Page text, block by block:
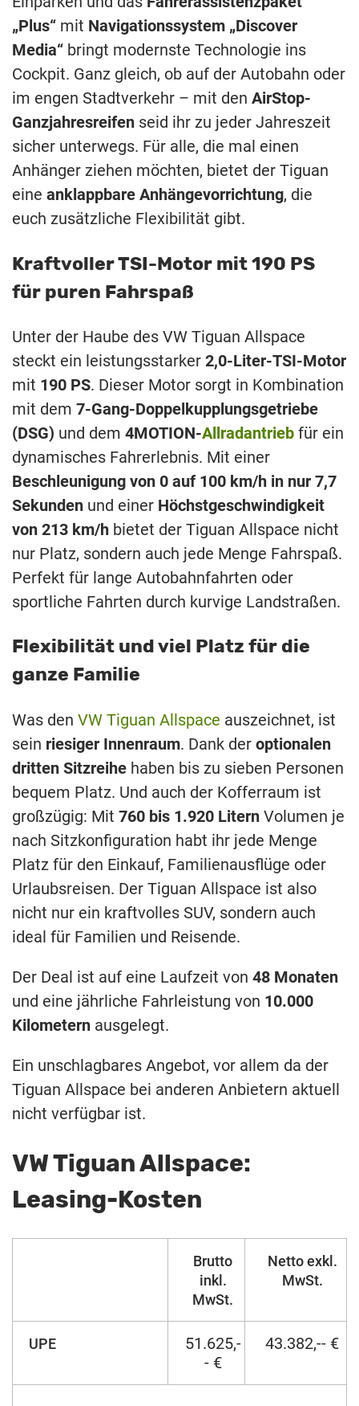
„Plus“ mit Navigationssystem „Discover
Media“ bringt modernste Technologie ins
Cockpit. Ganz gleich, ob auf der Autobahn oder
im engen Stadtverkehr – mit den AirStop-
Ganzjahresreifen seid ihr zu jeder Jahreszeit
sicher unterwegs. Für alle, die mal einen
Anhänger ziehen möchten, bietet der Tiguan
eine anklappbare Anhängevorrichtung, die
euch zusätzliche Flexibilität gibt.
Kraftvoller TSI-Motor mit 190 PS
für puren Fahrspaß
Unter der Haube des VW Tiguan Allspace
steckt ein leistungsstarker 2,0-Liter-TSI-Motor
mit 190 PS. Dieser Motor sorgt in Kombination
mit dem 7-Gang-Doppelkupplungsgetriebe
(DSG) und dem 4MOTION-Allradantrieb für ein
dynamisches Fahrerlebnis. Mit einer
Beschleunigung von 0 auf 100 km/h in nur 7,7
Sekunden und einer Höchstgeschwindigkeit
von 213 km/h bietet der Tiguan Allspace nicht
nur Platz, sondern auch jede Menge Fahrspaß.
Perfekt für lange Autobahnfahrten oder
sportliche Fahrten durch kurvige Landstraßen.
Flexibilität und viel Platz für die
ganze Familie
Was den VW Tiguan Allspace auszeichnet, ist
sein riesiger Innenraum. Dank der optionalen
dritten Sitzreihe haben bis zu sieben Personen
bequem Platz. Und auch der Kofferraum ist
großzügig: Mit 760 bis 1.920 Litern Volumen je
nach Sitzkonfiguration habt ihr jede Menge
Platz für den Einkauf, Familienausflüge oder
Urlaubsreisen. Der Tiguan Allspace ist also
nicht nur ein kraftvolles SUV, sondern auch
ideal für Familien und Reisende.
Der Deal ist auf eine Laufzeit von 48 Monaten
und eine jährliche Fahrleistung von 10.000
Kilometern ausgelegt.
Ein unschlagbares Angebot, vor allem da der
Tiguan Allspace bei anderen Anbietern aktuell
nicht verfügbar ist.
VW Tiguan Allspace:
Leasing-Kosten
Brutto
inkl.
MwSt.
Netto exkl.
MwSt.
UPE
51.625,-
- €
43.382,-- €